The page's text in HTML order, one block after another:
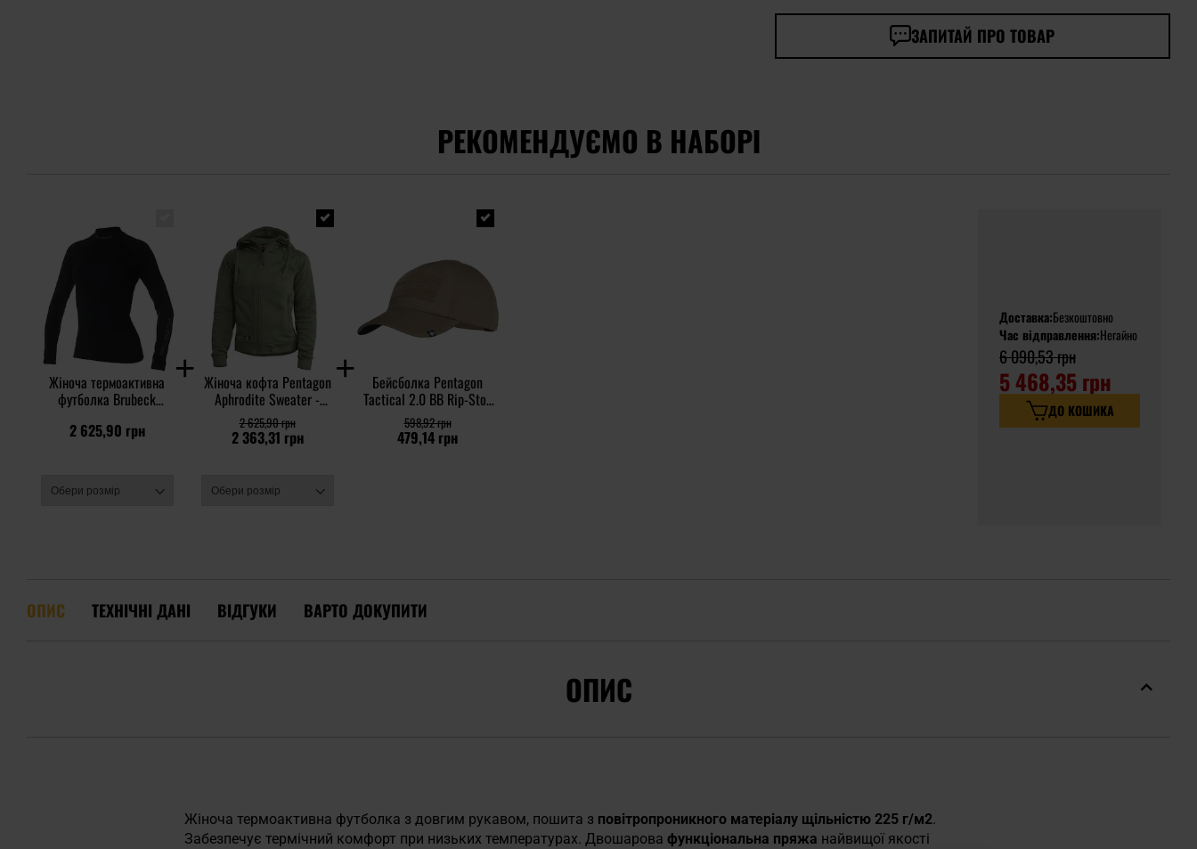
ЗАПИТАЙ ПРО ТОВАР
РЕКОМЕНДУЄМО В НАБОРІ
Жіноча термоактивна
футболка Brubeck
2 625,90 грн
Жіноча кофта Pentagon
Aphrodite Sweater -
Camo Green
2 363,31 грн
2 625,90 грн
Бейсболка Pentagon
Tactical 2.0 BB Rip-Stop
Cap - Coyote
479,14 грн
598,92 грн
Доставка:Безкоштовно
Час відправлення:Негайно
6 090,53 грн
5 468,35 грн
ДО КОШИКА
ОПИС ТЕХНІЧНІ ДАНІ ВІДГУКИ ВАРТО ДОКУПИТИ
ОПИС
Жіноча термоактивна футболка з довгим рукавом, пошита з повітропроникного матеріалу щільністю 225 г/м2.
Забезпечує термічний комфорт при низьких температурах. Двошарова функціональна пряжа найвищої якості